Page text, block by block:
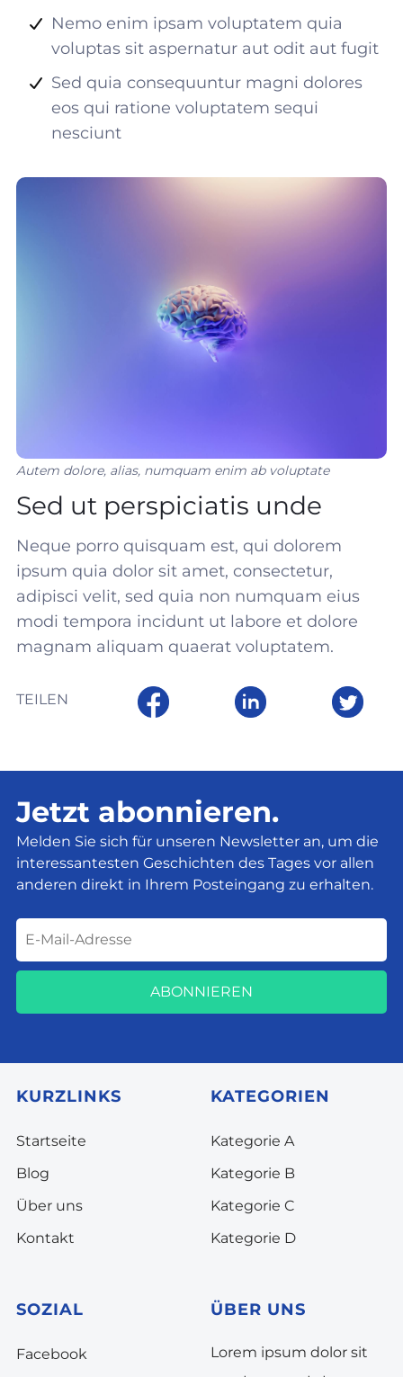
Nemo enim ipsam voluptatem quia
voluptas sit aspernatur aut odit aut fugit
Sed quia consequuntur magni dolores
eos qui ratione voluptatem sequi
nesciunt
Autem dolore, alias, numquam enim ab voluptate
Sed ut perspiciatis unde
Neque porro quisquam est, qui dolorem
ipsum quia dolor sit amet, consectetur,
adipisci velit, sed quia non numquam eius
modi tempora incidunt ut labore et dolore
magnam aliquam quaerat voluptatem.
TEILEN
Jetzt abonnieren.
Melden Sie sich für unseren Newsletter an, um die
interessantesten Geschichten des Tages vor allen
anderen direkt in Ihrem Posteingang zu erhalten.
ABONNIEREN
KURZLINKS
Startseite
Blog
Über uns
Kontakt
KATEGORIEN
Kategorie A
Kategorie B
Kategorie C
Kategorie D
SOZIAL
Facebook
ÜBER UNS
Lorem ipsum dolor sit